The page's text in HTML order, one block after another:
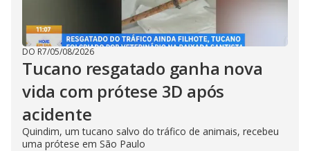
DO R7/05/08/2026
Tucano resgatado ganha nova
vida com prótese 3D após
acidente
Quindim, um tucano salvo do tráfico de animais, recebeu
uma prótese em São Paulo